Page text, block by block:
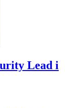
Lead i